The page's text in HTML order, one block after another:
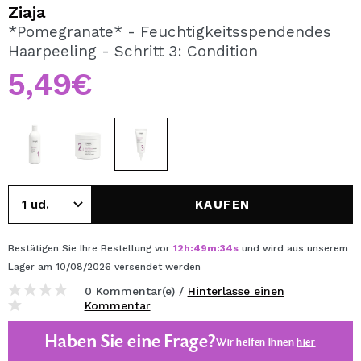
REGISTRIEREN
Durch die Erstellung eines Kontos bei Maquillalia.de
können Sie Ihre Einkäufe schnell tätigen, den Status Ihrer
Bestellungen überprüfen und Ihre bisherigen Vorgänge
einsehen.
BENUTZERKONTO ERSTELLEN
Ziaja
*Pomegranate* - Feuchtigkeitsspendendes
Haarpeeling - Schritt 3: Condition
5,49€
KAUFEN
Bestätigen Sie Ihre Bestellung vor 12h:49m:34s und wird aus unserem
Lager am 10/08/2026 versendet werden
0 Kommentar(e) / Hinterlasse einen
Kommentar
Haben Sie eine Frage?Wir helfen Ihnenhier